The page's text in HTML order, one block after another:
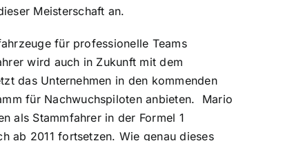
Meisterschaft an.
für professionelle Teams
wird auch in Zukunft mit dem
das Unternehmen in den kommenden
für Nachwuchspiloten anbieten. Mario
als Stammfahrer in der Formel 1
ab 2011 fortsetzen. Wie genau dieses